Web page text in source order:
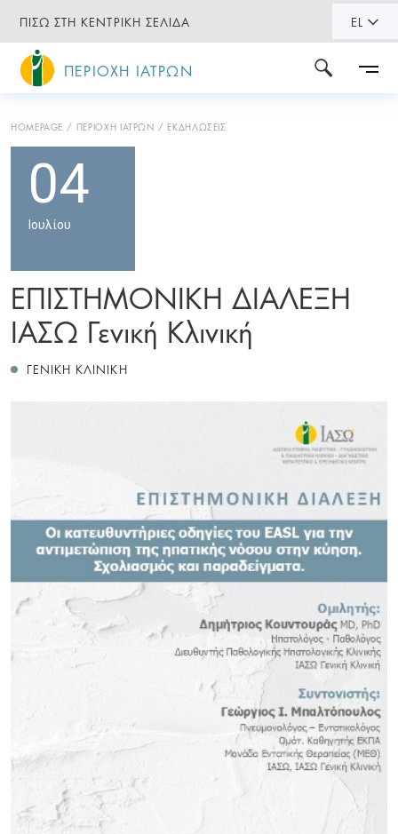
ΠΙΣΩ ΣΤΗ ΚΕΝΤΡΙΚΗ ΣΕΛΙΔΑ EL
ΠΕΡΙΟΧΗ ΙΑΤΡΩΝ
HOMEPAGE ΠΕΡΙΟΧΗ ΙΑΤΡΩΝ ΕΚΔΗΛΩΣΕΙΣ
04
Ιουλίου
ΕΠΙΣΤΗΜΟΝΙΚΗ ΔΙΑΛΕΞΗ
ΙΑΣΩ Γενική Κλινική
ΓΕΝΙΚΗ ΚΛΙΝΙΚΗ